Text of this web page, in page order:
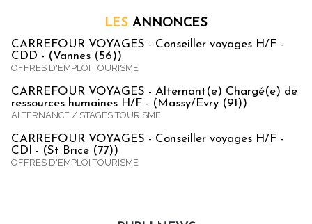
LES ANNONCES
CARREFOUR VOYAGES - Conseiller voyages H/F -
CDD - (Vannes (56))
OFFRES D'EMPLOI TOURISME
CARREFOUR VOYAGES - Alternant(e) Chargé(e) de
ressources humaines H/F - (Massy/Evry (91))
ALTERNANCE / STAGES TOURISME
CARREFOUR VOYAGES - Conseiller voyages H/F -
CDI - (St Brice (77))
OFFRES D'EMPLOI TOURISME